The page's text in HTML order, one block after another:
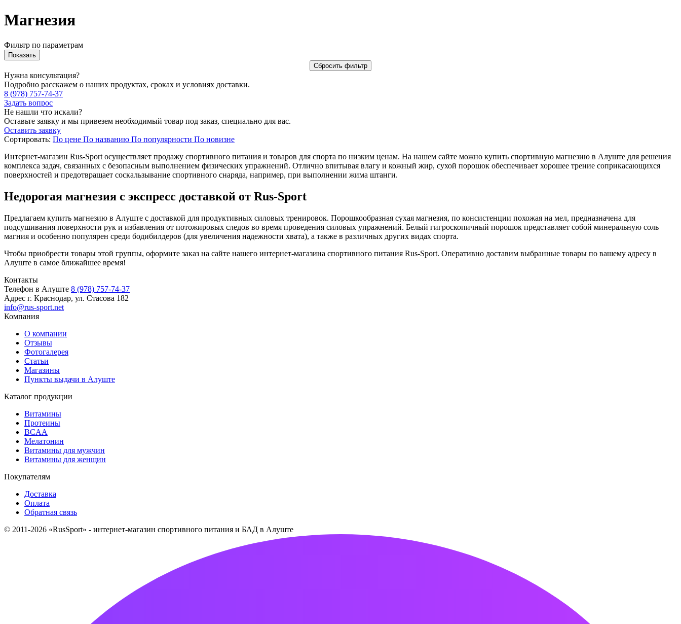
Магнезия
Фильтр по параметрам
Нужна консультация?
Подробно расскажем о наших продуктах, сроках и условиях доставки.
8 (978) 757-74-37
Задать вопрос
Не нашли что искали?
Оставьте заявку и мы привезем необходимый товар под заказ, специально для вас.
Оставить заявку
Сортировать: По цене По названию По популярности По новизне
Интернет-магазин Rus-Sport осуществляет продажу спортивного питания и товаров для спорта по низким ценам. На нашем сайте можно купить спортивную магнезию в Алуште для решения
комплекса задач, связанных с безопасным выполнением физических упражнений. Отлично впитывая влагу и кожный жир, сухой порошок обеспечивает хорошее трение соприкасающихся
поверхностей и предотвращает соскальзывание спортивного снаряда, например, при выполнении жима штанги.
Недорогая магнезия с экспресс доставкой от Rus-Sport
Предлагаем купить магнезию в Алуште с доставкой для продуктивных силовых тренировок. Порошкообразная сухая магнезия, по консистенции похожая на мел, предназначена для
подсушивания поверхности рук и избавления от потожировых следов во время проведения силовых упражнений. Белый гигроскопичный порошок представляет собой минеральную соль
магния и особенно популярен среди бодибилдеров (для увеличения надежности хвата), а также в различных других видах спорта.
Чтобы приобрести товары этой группы, оформите заказ на сайте нашего интернет-магазина спортивного питания Rus-Sport. Оперативно доставим выбранные товары по вашему адресу в
Алуште в самое ближайшее время!
Контакты
Телефон в Алуште 8 (978) 757-74-37
Адрес г. Краснодар, ул. Стасова 182
info@rus-sport.net
Компания
О компании
Отзывы
Фотогалерея
Статьи
Магазины
Пункты выдачи в Алуште
Каталог продукции
Витамины
Протеины
BCAA
Мелатонин
Витамины для мужчин
Витамины для женщин
Покупателям
Доставка
Оплата
Обратная связь
© 2011-2026 «RusSport» - интернет-магазин спортивного питания и БАД в Алуште